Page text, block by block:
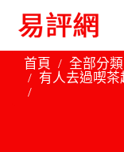
首頁 全部分類
有人去過喫